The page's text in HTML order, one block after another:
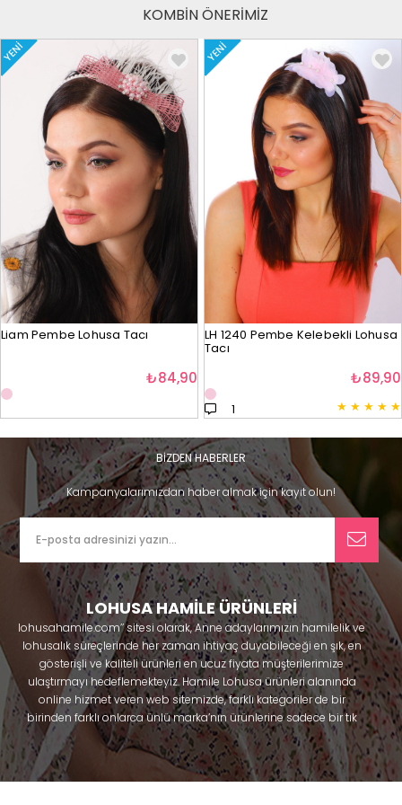
KOMBİN ÖNERİMİZ
YENI
Liam Pembe Lohusa Tacı
₺84,90
YENI
LH 1240 Pembe Kelebekli Lohusa
Tacı
★ ★ ★ ★ ★
1
₺89,90
BİZDEN HABERLER
Kampanyalarımızdan haber almak için kayıt olun!
LOHUSA HAMİLE ÜRÜNLERİ
lohusahamile.com’’ sitesi olarak, Anne adaylarımızın hamilelik ve
lohusalık süreçlerinde her zaman ihtiyaç duyabileceği en şık, en
gösterişli ve kaliteli ürünleri en ucuz fiyata müşterilerimize
ulaştırmayı hedeflemekteyiz. Hamile Lohusa ürünleri alanında
online hizmet veren web sitemizde, farklı kategoriler de bir
birinden farklı onlarca ünlü marka’nın ürünlerine sadece bir tık
uzaklıkta olacaksınız. Hem hamilelik öncesi hem doğum sonrası
kullanabileceğiniz ürünler ile gebelik döneminizi huzur içinde
geçirmenize yardımcı olmaya çalışmaktayız. Annelerimizin